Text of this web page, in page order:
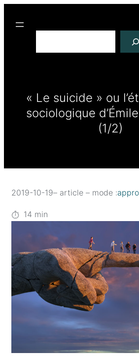
c
c
h
e
« Le suicide » ou
sociologique
(1/2)
2019-10-19– article – mode :
14 min